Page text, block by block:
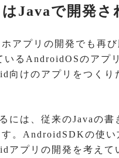
サンプルコードを紹介
いようにまとめてみま
Javaで開発さ
アプリの開発でも再び
いるAndroidOSのアプ
向けのアプリをつくり
には、従来のJavaの
。AndroidSDKの使
アプリの開発を考えて